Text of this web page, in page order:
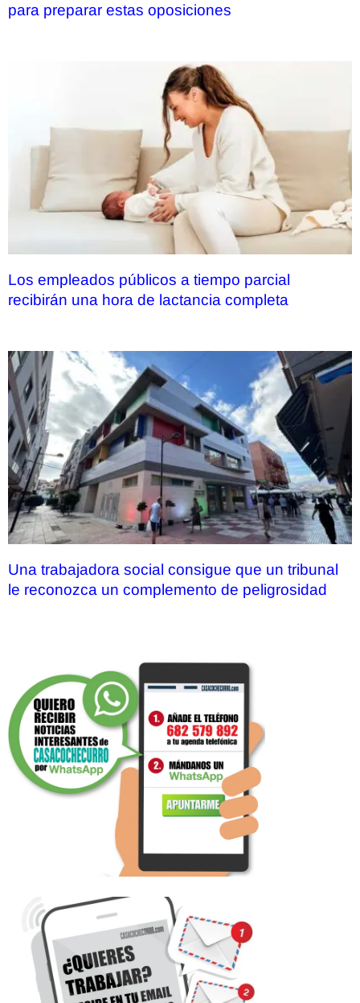
para preparar estas oposiciones
Los empleados públicos a tiempo parcial
recibirán una hora de lactancia completa
Una trabajadora social consigue que un tribunal
le reconozca un complemento de peligrosidad